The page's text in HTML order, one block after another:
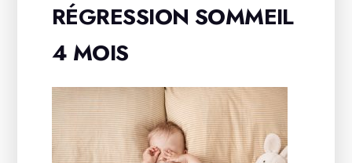
RÉGRESSION SOMMEIL
4 MOIS